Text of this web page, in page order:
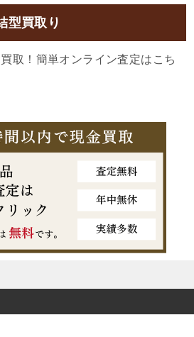
型買取り
取！簡単オンライン査定はこち